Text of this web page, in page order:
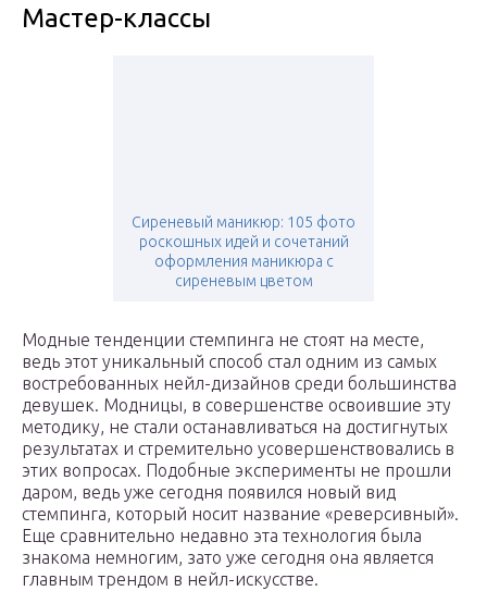
Мастер-классы
Сиреневый маникюр: 105 фото
роскошных идей и сочетаний
оформления маникюра с
сиреневым цветом
Модные тенденции стемпинга не стоят на месте,
ведь этот уникальный способ стал одним из самых
востребованных нейл-дизайнов среди большинства
девушек. Модницы, в совершенстве освоившие эту
методику, не стали останавливаться на достигнутых
результатах и стремительно усовершенствовались в
этих вопросах. Подобные эксперименты не прошли
даром, ведь уже сегодня появился новый вид
стемпинга, который носит название «реверсивный».
Еще сравнительно недавно эта технология была
знакома немногим, зато уже сегодня она является
главным трендом в нейл-искусстве.